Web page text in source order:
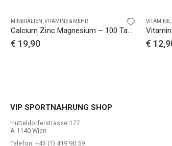
MINERALIEN VITAMINE & MEHR
Calcium Zinc Magnesium – 100 Tabletten
€ 19,90
VITAMINE,
€
VIP SPORTNAHRUNG SHOP
Hütteldorferstrasse 177
A-1140 Wien
Telefon: +43 (1) 419 90 59